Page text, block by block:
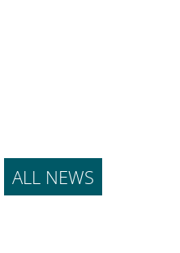
ALL NEWS